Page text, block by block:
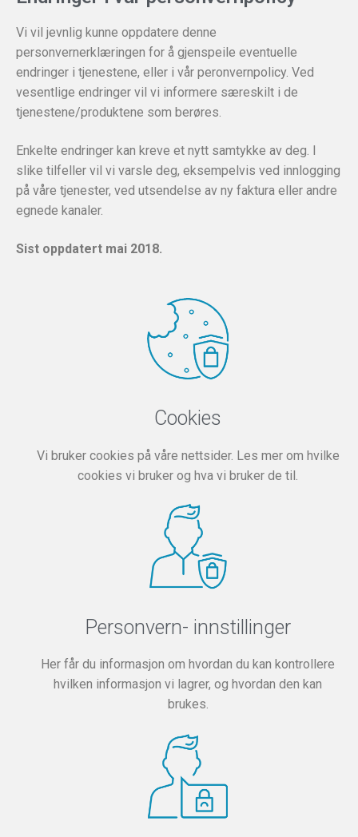
Vi vil jevnlig kunne oppdatere denne
personvernerklæringen for å gjenspeile eventuelle
endringer i tjenestene, eller i vår peronvernpolicy. Ved
vesentlige endringer vil vi informere særeskilt i de
tjenestene/produktene som berøres.
Enkelte endringer kan kreve et nytt samtykke av deg. I
slike tilfeller vil vi varsle deg, eksempelvis ved innlogging
på våre tjenester, ved utsendelse av ny faktura eller andre
egnede kanaler.
Sist oppdatert mai 2018.
Cookies
Vi bruker cookies på våre nettsider. Les mer om hvilke
cookies vi bruker og hva vi bruker de til.
Personvern- innstillinger
Her får du informasjon om hvordan du kan kontrollere
hvilken informasjon vi lagrer, og hvordan den kan
brukes.